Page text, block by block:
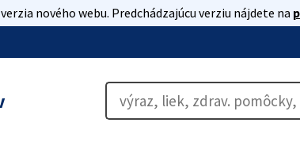
nového webu. Predchádzajúcu verziu nájdete na